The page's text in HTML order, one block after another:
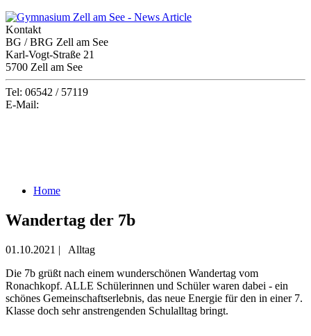
Kontakt
BG / BRG Zell am See
Karl-Vogt-Straße 21
5700 Zell am See
Tel: 06542 / 57119
E-Mail:
Home
Wandertag der 7b
01.10.2021 |
Alltag
Die 7b grüßt nach einem wunderschönen Wandertag vom
Ronachkopf. ALLE Schülerinnen und Schüler waren dabei - ein
schönes Gemeinschaftserlebnis, das neue Energie für den in einer 7.
Klasse doch sehr anstrengenden Schulalltag bringt.